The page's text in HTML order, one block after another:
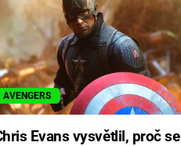
AVENGERS
Evans vysvětlil, proč se